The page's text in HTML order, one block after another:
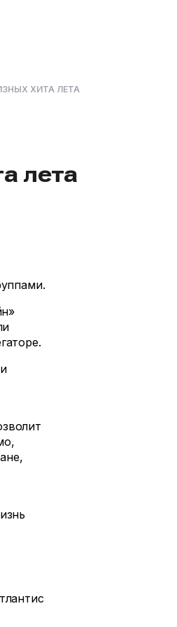
ХИТА ЛЕТА
лета